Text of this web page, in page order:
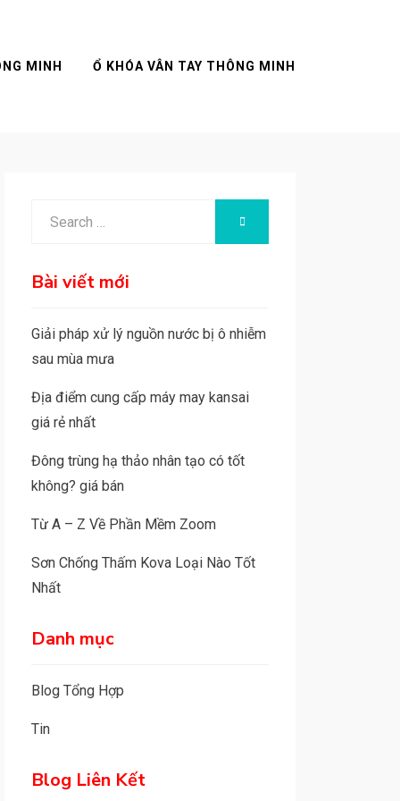
MINH Ổ KHÓA VÂN TAY THÔNG MINH
SEARCH
Bài viết mới
Giải pháp xử lý nguồn nước bị ô nhiễm
sau mùa mưa
Địa điểm cung cấp máy may kansai
giá rẻ nhất
Đông trùng hạ thảo nhân tạo có tốt
không? giá bán
Từ A – Z Về Phần Mềm Zoom
Sơn Chống Thấm Kova Loại Nào Tốt
Nhất
Danh mục
Blog Tổng Hợp
Tin
Blog Liên Kết